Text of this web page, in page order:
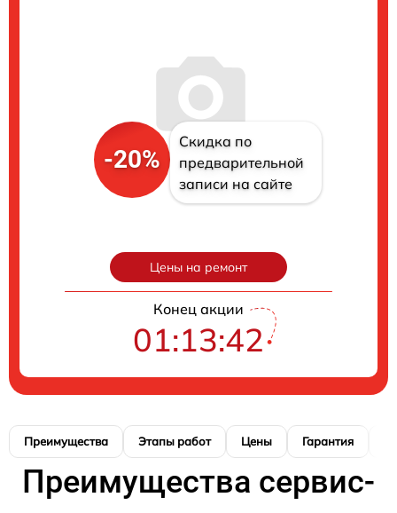
-20%
Скидка по
предварительной
записи на сайте
Цены на ремонт
Конец акции
01:13:40
Преимущества Этапы работ Цены Гарантия
Преимущества сервис-